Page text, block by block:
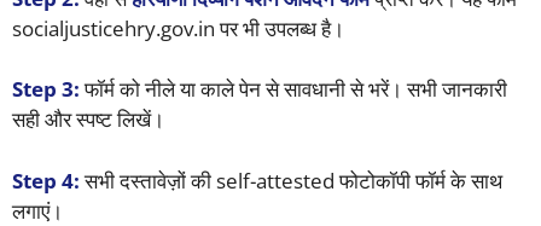
socialjusticehry.gov.in पर भी उपलब्ध है।
Step 3:फॉर्म को नीले या काले पेन से सावधानी से भरें। सभी जानकारी
सही और स्पष्ट लिखें।
Step 4:सभी दस्तावेज़ों की self-attested फोटोकॉपी फॉर्म के साथ
लगाएं।